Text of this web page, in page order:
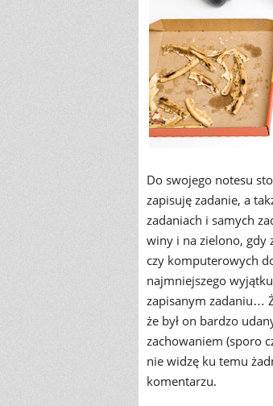
Do swojego notesu
zapisuję zadanie, a
zadaniach i samych
winy i na zielono, gdy
czy komputerowych
najmniejszego
zapisanym zadaniu…
że był on bardzo
zachowaniem (sporo
nie widzę ku temu
komentarzu.